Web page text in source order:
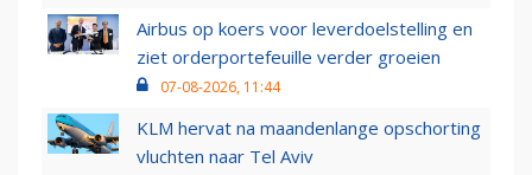
Airbus op koers voor leverdoelstelling en
ziet orderportefeuille verder groeien
07-08-2026, 11:44
KLM hervat na maandenlange opschorting
vluchten naar Tel Aviv